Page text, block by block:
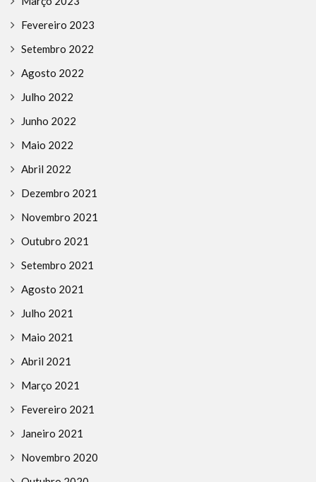
Fevereiro 2023
Setembro 2022
Agosto 2022
Julho 2022
Junho 2022
Maio 2022
Abril 2022
Dezembro 2021
Novembro 2021
Outubro 2021
Setembro 2021
Agosto 2021
Julho 2021
Maio 2021
Abril 2021
Março 2021
Fevereiro 2021
Janeiro 2021
Novembro 2020